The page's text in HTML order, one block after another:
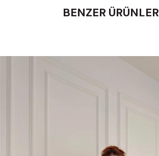
BENZER ÜRÜNLER